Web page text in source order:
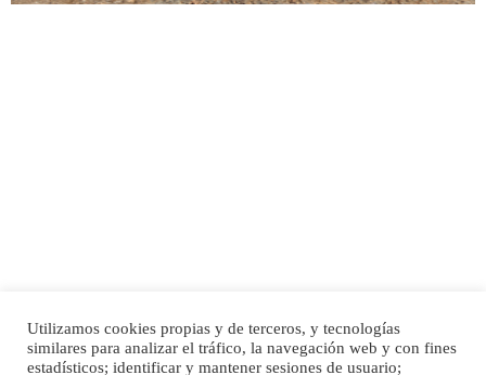
Utilizamos cookies propias y de terceros, y tecnologías
similares para analizar el tráfico, la navegación web y con fines
estadísticos; identificar y mantener sesiones de usuario;